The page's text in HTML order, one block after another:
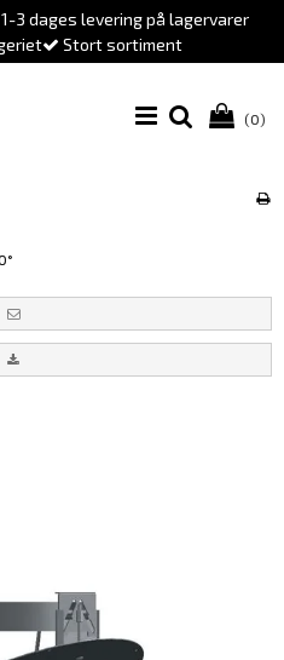
1-3 dages levering på lagervarer
Stort sortiment
(0)